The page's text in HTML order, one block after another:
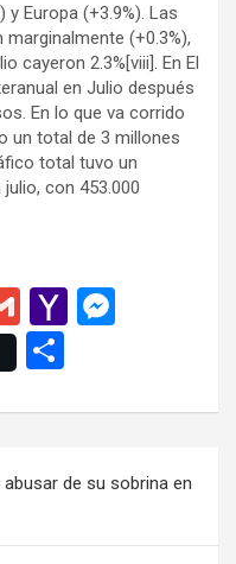
y Europa (+3.9%). Las
marginalmente (+0.3%),
cayeron 2.3%[viii]. En El
en Julio después
En lo que va corrido
un total de 3 millones
total tuvo un
con 453.000
G
m
ail
Y
o
M
ail
n
er
m
p
ar
tir
de su sobrina en